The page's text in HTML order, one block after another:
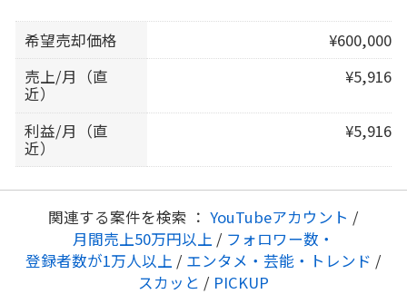
希望売却価格
¥600,000
売上/月（直
近）
¥5,916
利益/月（直
近）
¥5,916
関連する案件を検索 ： YouTubeアカウント /
月間売上50万円以上 / フォロワー数・
登録者数が1万人以上 / エンタメ・芸能・トレンド /
スカッと / PICKUP